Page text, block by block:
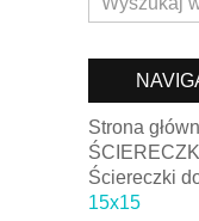
Strona
Ściereczki
15x15